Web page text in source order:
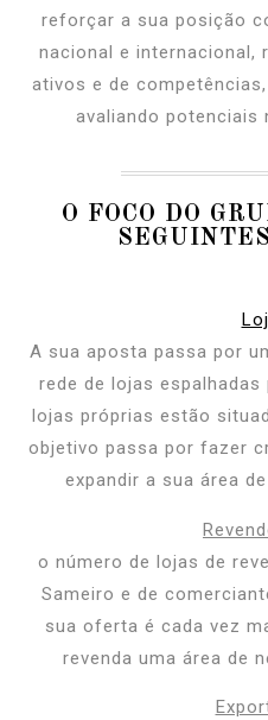
reforçar a sua posição
nacional e internacional,
ativos e de
avaliando potenciais
O FOCO DO
A sua aposta passa por
rede de lojas
lojas próprias estão
objetivo passa por fazer
expandir a sua área
o número de lojas de
Sameiro e de
sua oferta é cada vez
revenda uma área de